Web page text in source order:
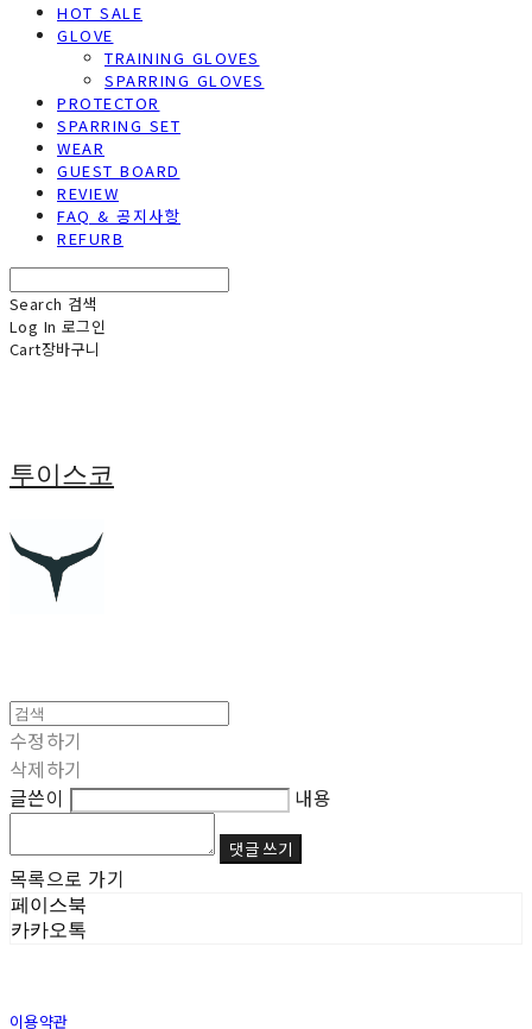
HOT SALE
GLOVE
TRAINING GLOVES
SPARRING GLOVES
PROTECTOR
SPARRING SET
WEAR
GUEST BOARD
REVIEW
FAQ & 공지사항
REFURB
Search 검색
Log In 로그인
Cart장바구니
투이스코
수정하기
삭제하기
글쓴이
내용
댓글 쓰기
목록으로 가기
페이스북
카카오톡
이용약관